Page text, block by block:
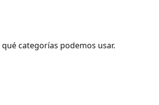
categorías podemos usar.